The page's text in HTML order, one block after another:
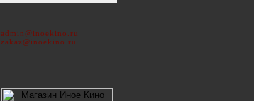
admin@inoekino.ru
zakaz@inoekino.ru